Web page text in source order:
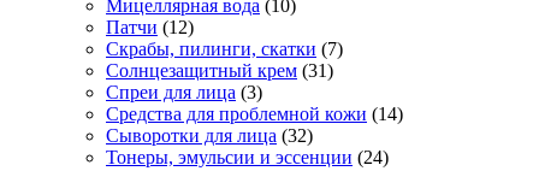
Мицеллярная вода (10)
Патчи (12)
Скрабы, пилинги, скатки (7)
Солнцезащитный крем (31)
Спреи для лица (3)
Средства для проблемной кожи (14)
Сыворотки для лица (32)
Тонеры, эмульсии и эссенции (24)